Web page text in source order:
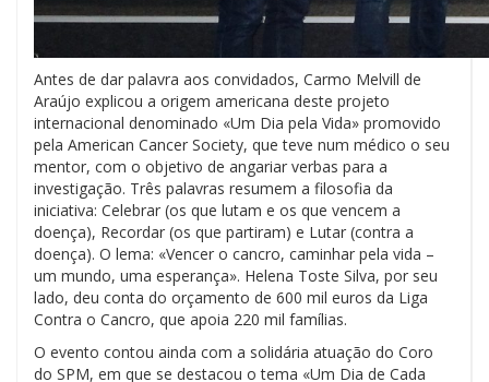
Antes de dar palavra aos convidados, Carmo Melvill de
Araújo explicou a origem americana deste projeto
internacional denominado «Um Dia pela Vida» promovido
pela American Cancer Society, que teve num médico o seu
mentor, com o objetivo de angariar verbas para a
investigação. Três palavras resumem a filosofia da
iniciativa: Celebrar (os que lutam e os que vencem a
doença), Recordar (os que partiram) e Lutar (contra a
doença). O lema: «Vencer o cancro, caminhar pela vida –
um mundo, uma esperança». Helena Toste Silva, por seu
lado, deu conta do orçamento de 600 mil euros da Liga
Contra o Cancro, que apoia 220 mil famílias.
O evento contou ainda com a solidária atuação do Coro
do SPM, em que se destacou o tema «Um Dia de Cada